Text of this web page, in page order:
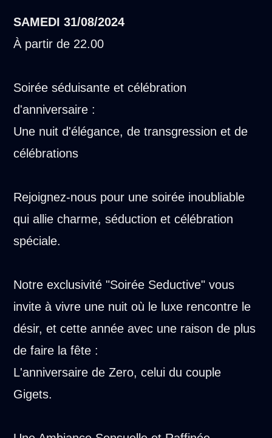
SAMEDI 31/08/2024
À partir de 22.00
Soirée séduisante et célébration
d'anniversaire :
Une nuit d'élégance, de transgression et de
célébrations
Rejoignez-nous pour une soirée inoubliable
qui allie charme, séduction et célébration
spéciale.
Notre exclusivité "Soirée Seductive" vous
invite à vivre une nuit où le luxe rencontre le
désir, et cette année avec une raison de plus
de faire la fête :
L'anniversaire de Zero, celui du couple
Gigets.